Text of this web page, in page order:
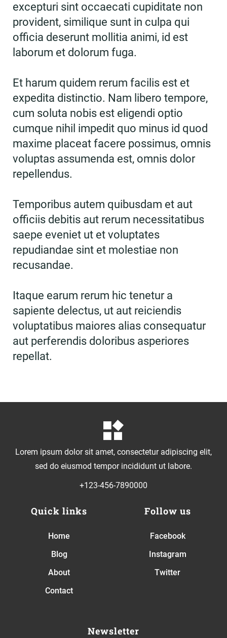
excepturi sint occaecati cupiditate non
provident, similique sunt in culpa qui
officia deserunt mollitia animi, id est
laborum et dolorum fuga.
Et harum quidem rerum facilis est et
expedita distinctio. Nam libero tempore,
cum soluta nobis est eligendi optio
cumque nihil impedit quo minus id quod
maxime placeat facere possimus, omnis
voluptas assumenda est, omnis dolor
repellendus.
Temporibus autem quibusdam et aut
officiis debitis aut rerum necessitatibus
saepe eveniet ut et voluptates
repudiandae sint et molestiae non
recusandae.
Itaque earum rerum hic tenetur a
sapiente delectus, ut aut reiciendis
voluptatibus maiores alias consequatur
aut perferendis doloribus asperiores
repellat.
Lorem ipsum dolor sit amet, consectetur adipiscing elit,
sed do eiusmod tempor incididunt ut labore.
+123-456-7890000
Quick links
Home
Blog
About
Contact
Follow us
Facebook
Instagram
Twitter
Newsletter